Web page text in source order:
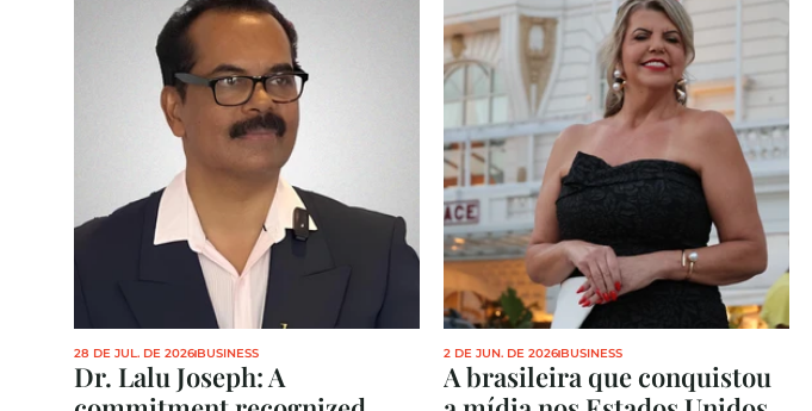
28 DE JUL. DE 2026 BUSINESS
Dr. Lalu Joseph: A
2 DE JUN. DE 2026 BUSINESS
A brasileira que conquistou